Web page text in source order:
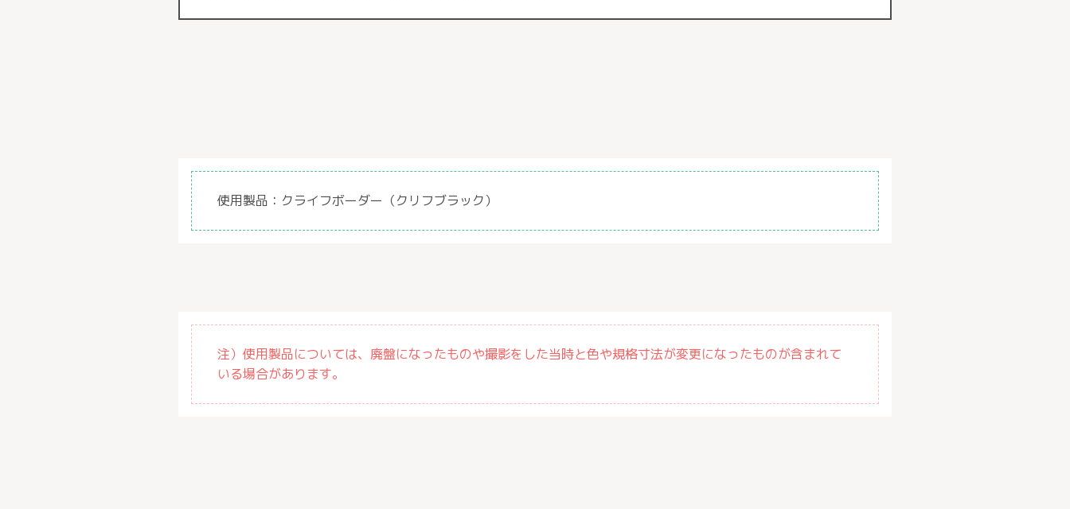
使用製品： クライフボーダー（クリフブラック）
注）使用製品については、廃盤になったものや撮影をした当時と色や規格寸法が変更になったものが含まれて
いる場合があります。